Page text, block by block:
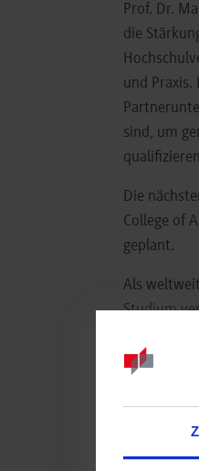
Prof. Dr.
die
und
sind, um
Die
College of
geplant.
Als
Studium
Union
Durch ein